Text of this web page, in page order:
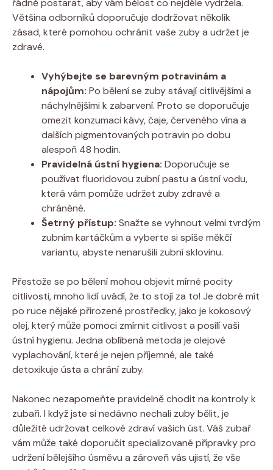
Většina odborníků doporučuje dodržovat několik
zásad, které pomohou ochránit vaše zuby a udržet je
zdravé.
Vyhýbejte se barevným potravinám a
nápojům: Po bělení se zuby stávají citlivějšími a
náchylnějšími k zabarvení. Proto se doporučuje
omezit konzumaci kávy, čaje, červeného vína a
dalších pigmentovaných potravin po dobu
alespoň 48 hodin.
Pravidelná ústní hygiena: Doporučuje se
používat fluoridovou zubní pastu a ústní vodu,
která vám pomůže udržet zuby zdravé a
chráněné.
Šetrný přístup: Snažte se vyhnout velmi tvrdým
zubním kartáčkům a vyberte si spíše měkčí
variantu, abyste nenarušili zubní sklovinu.
Přestože se po bělení mohou objevit mírné pocity
citlivosti, mnoho lidí uvádí, že to stojí za to! Je dobré mít
po ruce nějaké přirozené prostředky, jako je kokosový
olej, který může pomoci zmírnit citlivost a posílí vaši
ústní hygienu. Jedna oblíbená metoda je olejové
vyplachování, které je nejen příjemné, ale také
detoxikuje ústa a chrání zuby.
Nakonec nezapomeňte pravidelně chodit na kontroly k
zubaři. I když jste si nedávno nechali zuby bělit, je
důležité udržovat celkové zdraví vašich úst. Váš zubař
vám může také doporučit specializované přípravky pro
udržení bělejšího úsměvu a zároveň vás ujistí, že vše